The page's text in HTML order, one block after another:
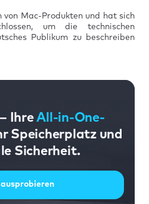
Mac-Produkten und hat sich
um die technischen
Publikum zu beschreiben
IhreAll-in-One-
Speicherplatz und
Sicherheit.